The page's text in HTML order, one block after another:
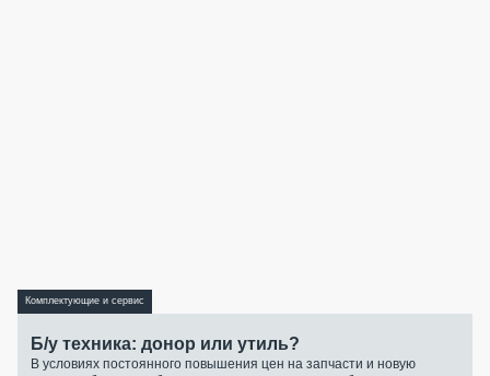
Комплектующие и сервис
Б/у техника: донор или утиль?
В условиях постоянного повышения цен на запчасти и новую